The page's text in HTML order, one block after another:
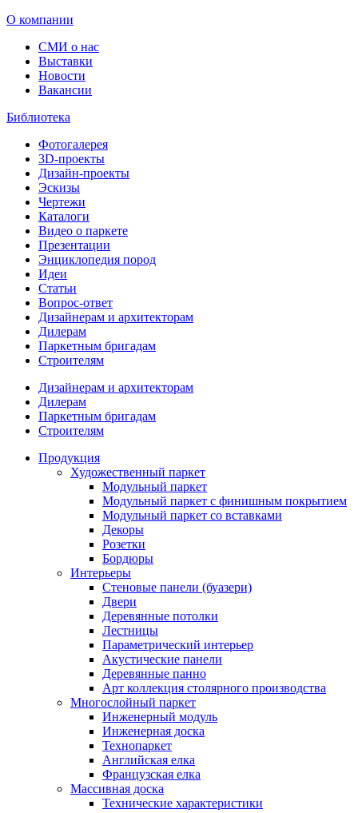
О компании
СМИ о нас
Выставки
Новости
Вакансии
Библиотека
Фотогалерея
3D-проекты
Дизайн-проекты
Эскизы
Чертежи
Каталоги
Видео о паркете
Презентации
Энциклопедия пород
Идеи
Статьи
Вопрос-ответ
Дизайнерам и архитекторам
Дилерам
Паркетным бригадам
Строителям
Дизайнерам и архитекторам
Дилерам
Паркетным бригадам
Строителям
Продукция
Художественный паркет
Модульный паркет
Модульный паркет с финишным покрытием
Модульный паркет со вставками
Декоры
Розетки
Бордюры
Интерьеры
Стеновые панели (буазери)
Двери
Деревянные потолки
Лестницы
Параметрический интерьер
Акустические панели
Деревянные панно
Арт коллекция столярного производства
Многослойный паркет
Инженерный модуль
Инженерная доска
Технопаркет
Английская елка
Французская елка
Массивная доска
Технические характеристики